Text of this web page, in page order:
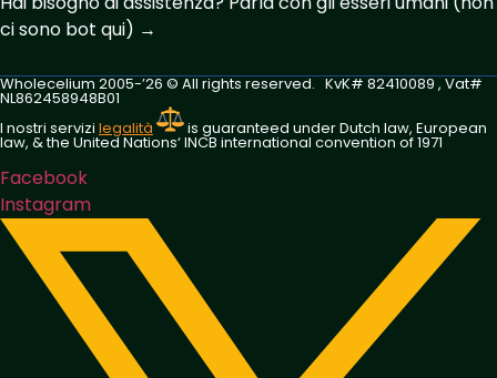
ci sono bot qui) →
Wholecelium 2005-’26 ©️ All rights reserved. KvK# 82410089 , Vat#
NL862458948B01
I nostri servizi legalità is guaranteed under Dutch law, European
law, & the United Nations‘ INCB international convention of 1971
Facebook
Instagram